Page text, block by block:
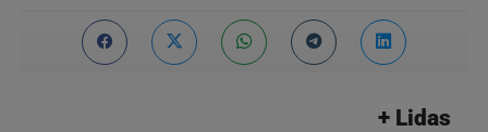
+ Lidas